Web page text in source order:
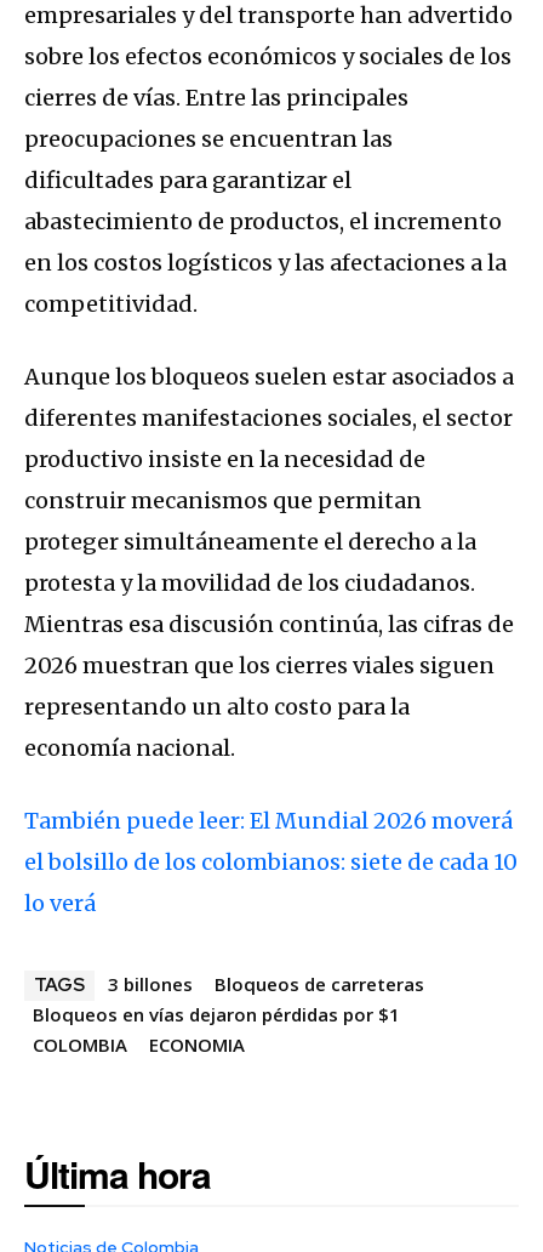
empresariales y del transporte han advertido
sobre los efectos económicos y sociales de los
cierres de vías. Entre las principales
preocupaciones se encuentran las
dificultades para garantizar el
abastecimiento de productos, el incremento
en los costos logísticos y las afectaciones a la
competitividad.
Aunque los bloqueos suelen estar asociados a
diferentes manifestaciones sociales, el sector
productivo insiste en la necesidad de
construir mecanismos que permitan
proteger simultáneamente el derecho a la
protesta y la movilidad de los ciudadanos.
Mientras esa discusión continúa, las cifras de
2026 muestran que los cierres viales siguen
representando un alto costo para la
economía nacional.
También puede leer: El Mundial 2026 moverá
el bolsillo de los colombianos: siete de cada 10
lo verá
TAGS 3 billones
Bloqueos de carreteras
Bloqueos en vías dejaron pérdidas por $1
COLOMBIA
ECONOMIA
Última hora